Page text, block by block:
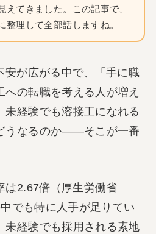
えてきました。この記事で、
整理して全部話しますね。
安が広がる中で、「手に職
への転職を考える人が増え
未経験でも溶接工になれる
うなるのか——そこが一番
は2.67倍（厚生労働省
でも特に人手が足りてい
未経験でも採用される素地